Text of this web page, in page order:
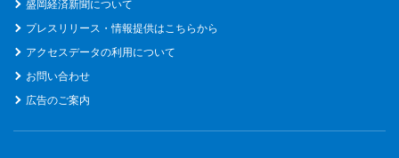
盛岡経済新聞について
プレスリリース・情報提供はこちらから
アクセスデータの利用について
お問い合わせ
広告のご案内